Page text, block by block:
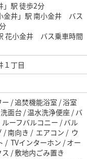
」駅 徒歩2分
金井」駅 南小金井 バス
花小金井 バス乗車時間
１丁目
/ 追焚機能浴室 / 浴室
面台 / 温水洗浄便座 / バ
ーフバルコニー / バル
/ 南向き / エアコン / ウ
/ TVインターホン / オー
/ 敷地内ごみ置き